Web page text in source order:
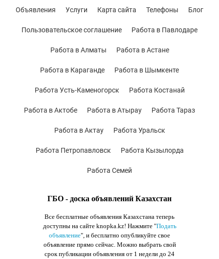
ГБО - доска объявлений Казахстан
Все бесплатные объявления Казахстана теперь
доступны на сайте knopka.kz! Нажмите "Подать
объявление", и бесплатно опубликуйте свое
объявление прямо сейчас. Можно выбрать свой
срок публикации объявления от 1 недели до 24
Объявления Услуги Карта сайта Телефоны Блог
Пользовательское соглашение Работа в Павлодаре
Работа в Алматы Работа в Астане
Работа в Караганде Работа в Шымкенте
Работа Усть-Каменогорск Работа Костанай
Работа в Актобе Работа в Атырау Работа Тараз
Работа в Актау Работа Уральск
Работа Петропавловск Работа Кызылорда
Работа Семей